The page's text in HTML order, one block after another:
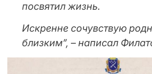
посвятил жизнь.
Искренне сочувствую
близким”, – написал